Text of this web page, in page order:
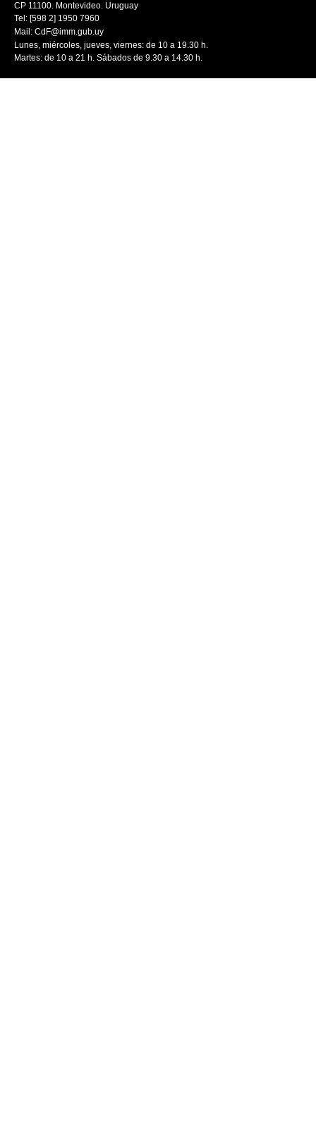
CP 11100. Montevideo. Uruguay
Tel: [598 2] 1950 7960
Mail: CdF@imm.gub.uy
Lunes, miércoles, jueves, viernes: de 10 a 19.30 h.
Martes: de 10 a 21 h. Sábados de 9.30 a 14.30 h.